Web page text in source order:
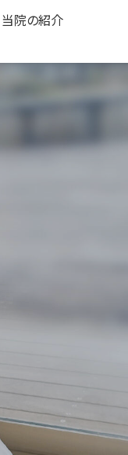
当院の紹介
当院の紹介
expand_circle_right病院の情報